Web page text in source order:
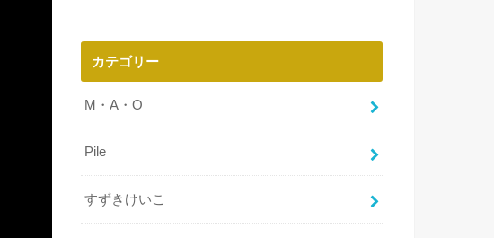
カテゴリー
M・A・O
Pile
すずきけいこ